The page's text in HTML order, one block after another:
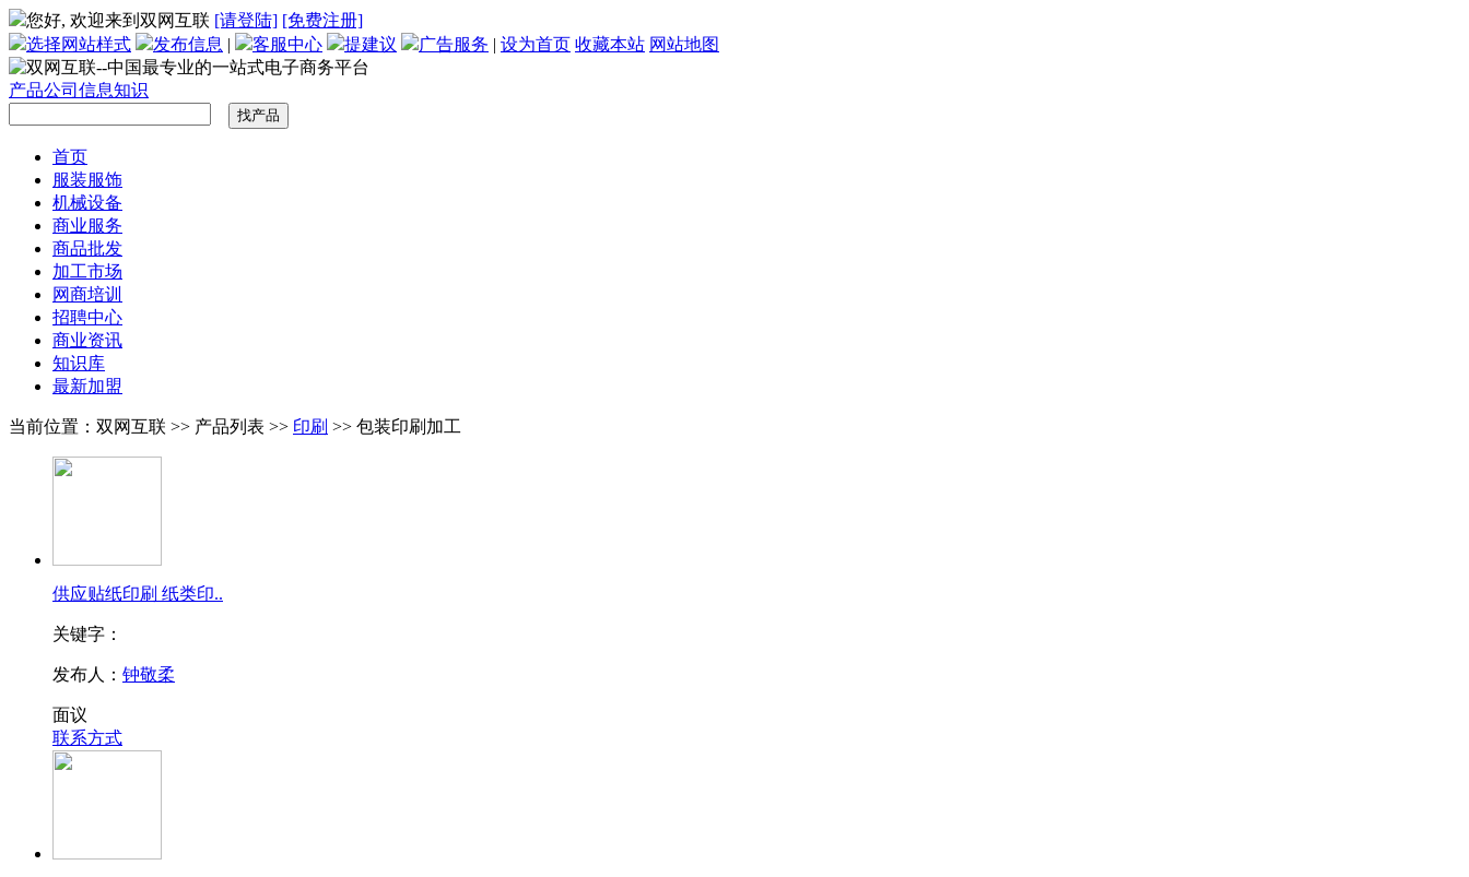
您好, 欢迎来到双网互联 [请登陆] [免费注册]
选择网站样式
发布信息 | 客服中心 提建议 广告服务 | 设为首页 收藏本站 网站地图
产品公司 信息知识
首页
服装服饰
机械设备
商业服务
商品批发
加工市场
网商培训
招聘中心
商业资讯
知识库
最新加盟
当前位置：双网互联 >> 产品列表 >> 印刷 >> 包装印刷加工
供应贴纸印刷 纸类印..
关键字：
发布人： 钟敬柔
面议
联系方式